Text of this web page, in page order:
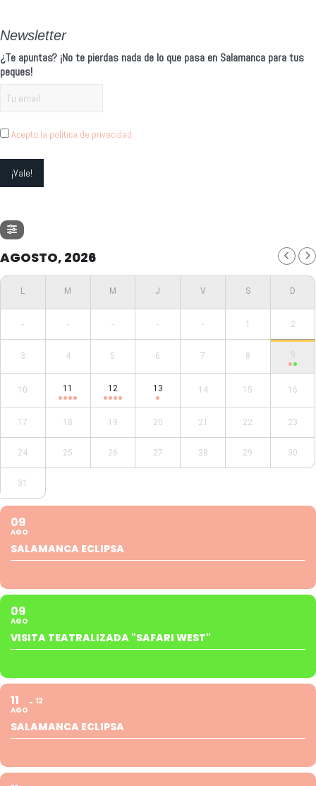
Newsletter
¿Te apuntas? ¡No te pierdas nada de lo que pasa en Salamanca para tus
peques!
Acepto la política de privacidad
AGOSTO, 2026
- - - - - 1 2
3 4 5 6 7 8 9
10 11 12 13 14 15 16
17 18 19 20 21 22 23
24 25 26 27 28 29 30
31
09
AGO
SALAMANCA ECLIPSA
09
AGO
VISITA TEATRALIZADA "SAFARI WEST"
11
AGO
12
SALAMANCA ECLIPSA